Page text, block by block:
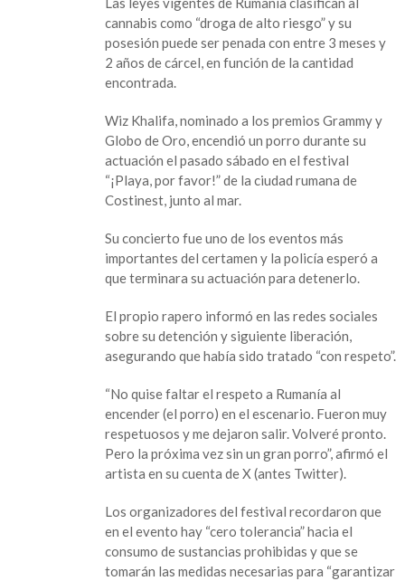
cannabis como “droga de alto riesgo” y su
posesión puede ser penada con entre 3 meses y
2 años de cárcel, en función de la cantidad
encontrada.
Wiz Khalifa, nominado a los premios Grammy y
Globo de Oro, encendió un porro durante su
actuación el pasado sábado en el festival
“¡Playa, por favor!” de la ciudad rumana de
Costinest, junto al mar.
Su concierto fue uno de los eventos más
importantes del certamen y la policía esperó a
que terminara su actuación para detenerlo.
El propio rapero informó en las redes sociales
sobre su detención y siguiente liberación,
asegurando que había sido tratado “con respeto”.
“No quise faltar el respeto a Rumanía al
encender (el porro) en el escenario. Fueron muy
respetuosos y me dejaron salir. Volveré pronto.
Pero la próxima vez sin un gran porro”, afirmó el
artista en su cuenta de X (antes Twitter).
Los organizadores del festival recordaron que
en el evento hay “cero tolerancia” hacia el
consumo de sustancias prohibidas y que se
tomarán las medidas necesarias para “garantizar